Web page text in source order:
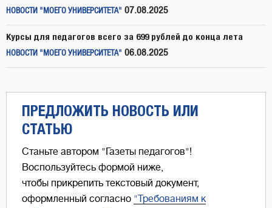
НОВОСТИ "МОЕГО УНИВЕРСИТЕТА" 07.08.2025
Курсы для педагогов всего за 699 рублей до конца лета
НОВОСТИ "МОЕГО УНИВЕРСИТЕТА" 06.08.2025
ПРЕДЛОЖИТЬ НОВОСТЬ ИЛИ
СТАТЬЮ
Станьте автором "Газеты педагогов"!
Воспользуйтесь формой ниже,
чтобы прикрепить текстовый документ,
оформленный согласно "Требованиям к